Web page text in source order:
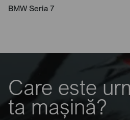
BMW Seria 7
Care este
ta mașină?